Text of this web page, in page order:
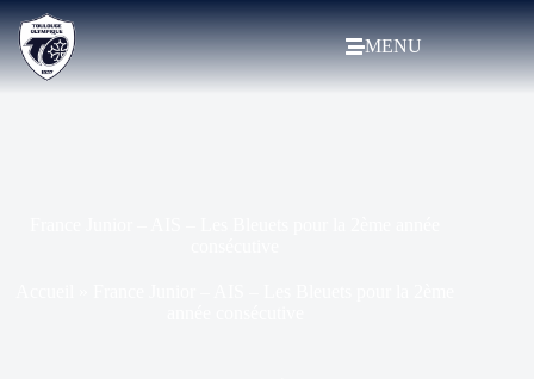
MENU